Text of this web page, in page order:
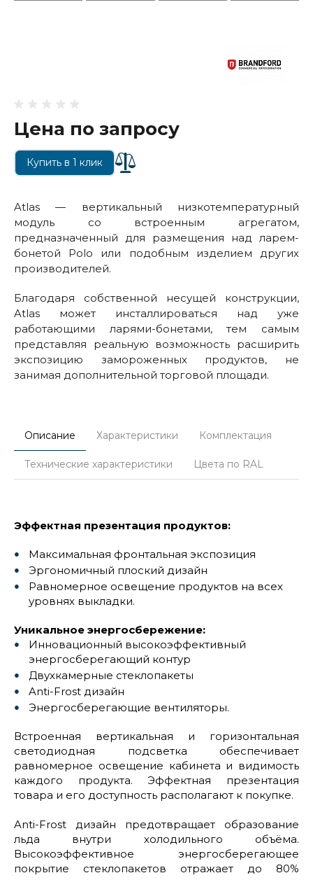
Цена по запросу
Купить в 1 клик
Atlas — вертикальный низкотемпературный
модуль со встроенным агрегатом,
предназначенный для размещения над ларем-
бонетой Polo или подобным изделием других
производителей.
Благодаря собственной несущей конструкции,
Atlas может инсталлироваться над уже
работающими ларями-бонетами, тем самым
представляя реальную возможность расширить
экспозицию замороженных продуктов, не
занимая дополнительной торговой площади.
Описание Характеристики Комплектация
Технические характеристики Цвета по RAL
Эффектная презентация продуктов:
Максимальная фронтальная экспозиция
Эргономичный плоский дизайн
Равномерное освещение продуктов на всех
уровнях выкладки.
Уникальное энергосбережение:
Инновационный высокоэффективный
энергосберегающий контур
Двухкамерные стеклопакеты
Anti-Frost дизайн
Энергосберегающие вентиляторы.
Встроенная вертикальная и горизонтальная
светодиодная подсветка обеспечивает
равномерное освещение кабинета и видимость
каждого продукта. Эффектная презентация
товара и его доступность располагают к покупке.
Anti-Frost дизайн предотвращает образование
льда внутри холодильного объёма.
Высокоэффективное энергосберегающее
покрытие стеклопакетов отражает до 80%